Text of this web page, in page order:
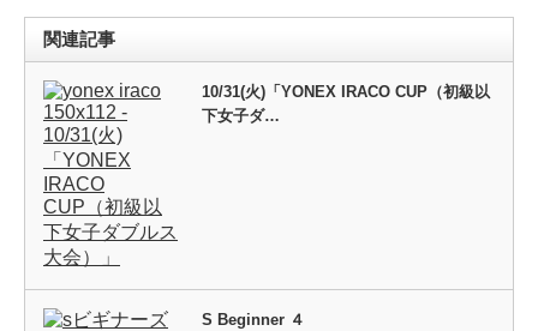
関連記事
10/31(火)「YONEX IRACO CUP（初級以
下女子ダ…
S Beginner ４